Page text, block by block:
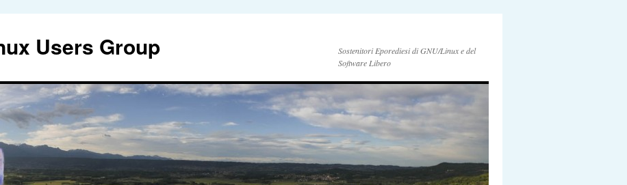
Users Group
Sostenitori Eporediesi di GNU/Linux e del
Software Libero